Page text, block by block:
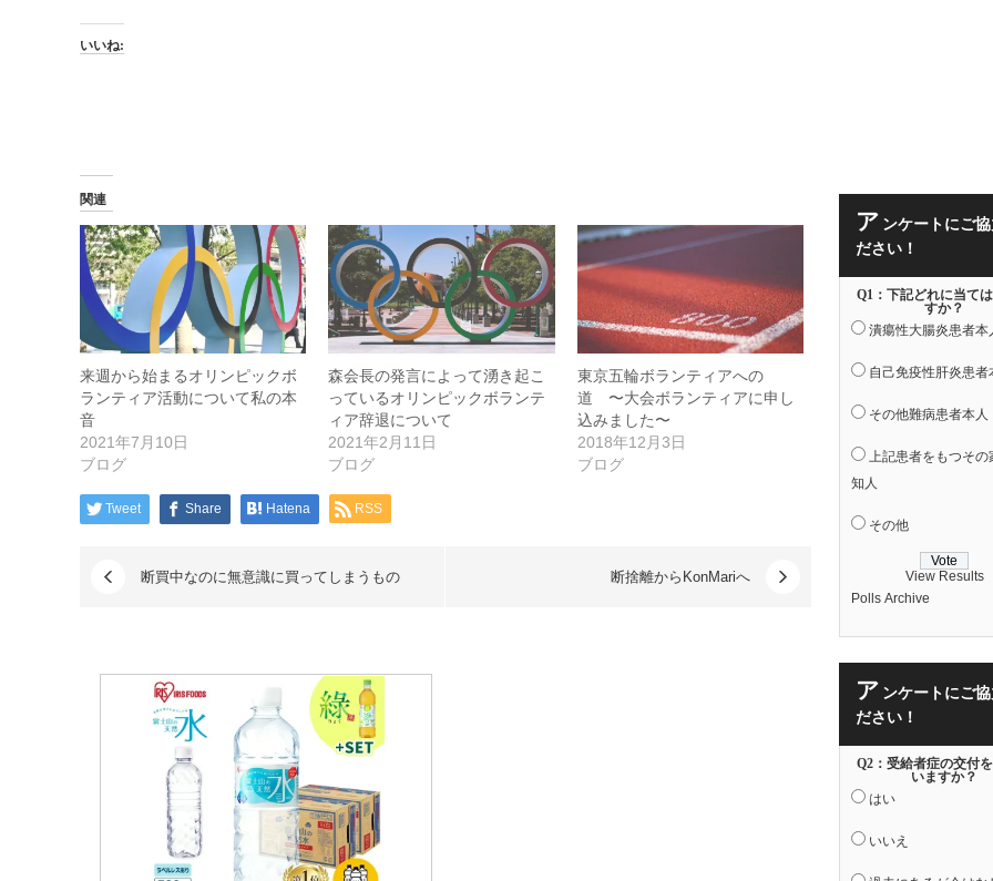
いいね:
関連
来週から始まるオリンピックボ
ランティア活動について私の本
音
2021年7月10日
ブログ
森会長の発言によって湧き起こ
っているオリンピックボランテ
ィア辞退について
2021年2月11日
ブログ
東京五輪ボランティアへの
道 〜大会ボランティアに申し
込みました〜
2018年12月3日
ブログ
Tweet Share Hatena RSS
断買中なのに無意識に買ってしまうもの 断捨離からKonMariへ
ア ンケートにご
ださい！
Q1：下記どれに当て
すか？
潰瘍性大腸炎患者本
自己免疫性肝炎患者
その他難病患者本人
上記患者をもつその
知人
その他
View Results
Polls Archive
ア ンケートにご
ださい！
Q2：受給者症の交付
いますか？
はい
いいえ